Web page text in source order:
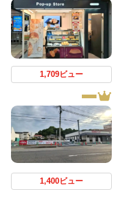
1,709ビュー
1,400ビュー